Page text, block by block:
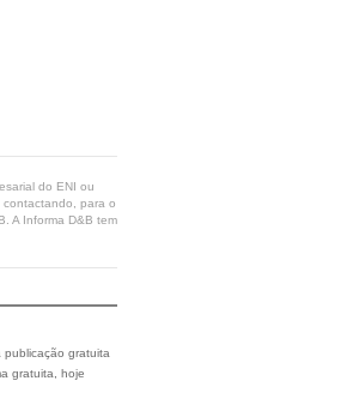
do ENI ou
contactando, para o
A Informa D&B tem
gratuita
gratuita, hoje